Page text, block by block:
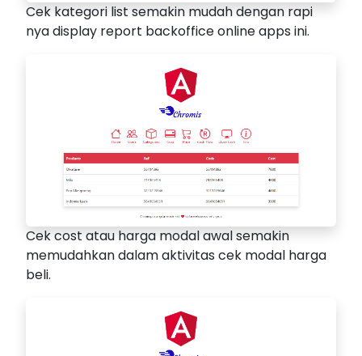
Cek kategori list semakin mudah dengan rapi
nya display report backoffice online apps ini.
Cek cost atau harga modal awal semakin
memudahkan dalam aktivitas cek modal harga
beli.